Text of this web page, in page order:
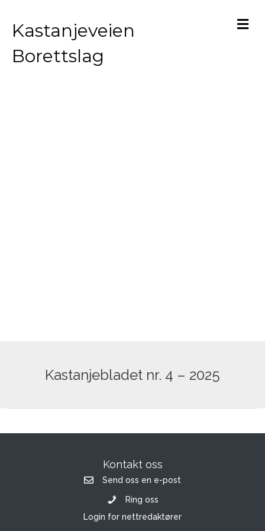
Kastanjeveien
Borettslag
Kastanjebladet nr. 4 – 2025
Kontakt oss
Send oss en e-post
Ring oss
Login for nettredaktører